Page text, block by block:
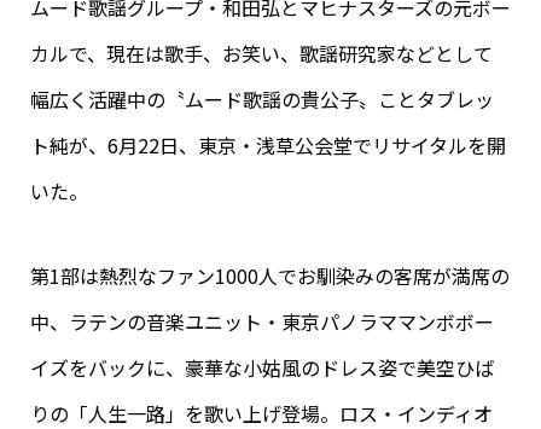
ムード歌謡グループ・和田弘とマヒナスターズの元ボー
カルで、現在は歌手、お笑い、歌謡研究家などとして
幅広く活躍中の〝ムード歌謡の貴公子〟ことタブレッ
ト純が、6月22日、東京・浅草公会堂でリサイタルを開
いた。
第1部は熱烈なファン1000人でお馴染みの客席が満席の
中、ラテンの音楽ユニット・東京パノラママンボボー
イズをバックに、豪華な小姑風のドレス姿で美空ひば
りの「人生一路」を歌い上げ登場。ロス・インディオ